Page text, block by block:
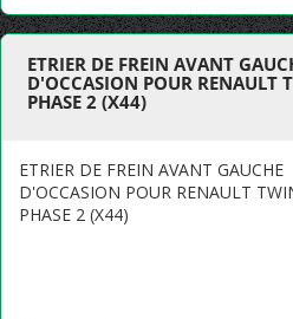
ETRIER DE FREIN AVANT
D'OCCASION POUR RENAULT
PHASE 2 (X44)
ETRIER DE FREIN AVANT GAUCHE
D'OCCASION POUR RENAULT
PHASE 2 (X44)